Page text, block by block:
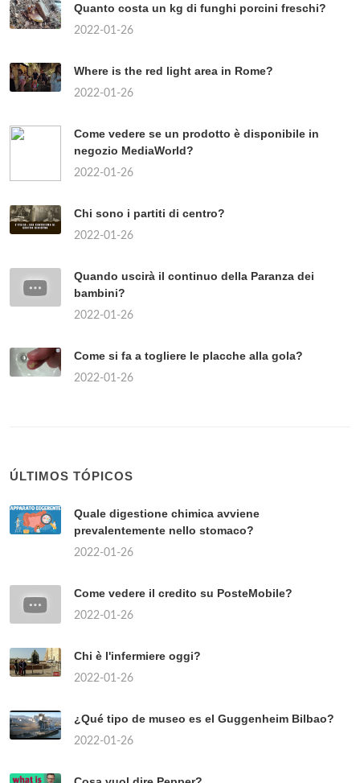
Quanto costa un kg di funghi porcini freschi?
2022-01-26
Where is the red light area in Rome?
2022-01-26
Come vedere se un prodotto è disponibile in
negozio MediaWorld?
2022-01-26
Chi sono i partiti di centro?
2022-01-26
Quando uscirà il continuo della Paranza dei
bambini?
2022-01-26
Come si fa a togliere le placche alla gola?
2022-01-26
ÚLTIMOS TÓPICOS
Quale digestione chimica avviene
prevalentemente nello stomaco?
2022-01-26
Come vedere il credito su PosteMobile?
2022-01-26
Chi è l'infermiere oggi?
2022-01-26
¿Qué tipo de museo es el Guggenheim Bilbao?
2022-01-26